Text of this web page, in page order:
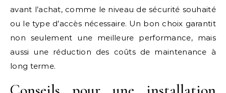
avant l’achat, comme le niveau de sécurité souhaité
ou le type d’accès nécessaire. Un bon choix garantit
non seulement une meilleure performance, mais
aussi une réduction des coûts de maintenance à
long terme.